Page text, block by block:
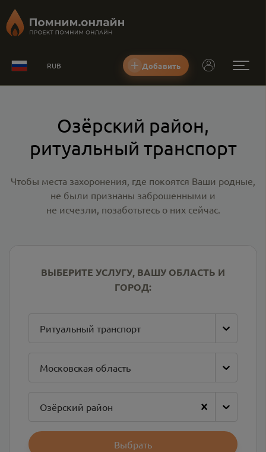
RUB Добавить
Озёрский район,
ритуальный транспорт
Чтобы места захоронения, где покоятся Ваши родные,
не были признаны заброшенными и
не исчезли, позаботьтесь о них сейчас.
ВЫБЕРИТЕ УСЛУГУ, ВАШУ ОБЛАСТЬ И
ГОРОД:
Ритуальный транспорт
Московская область
Озёрский район
Выбрать